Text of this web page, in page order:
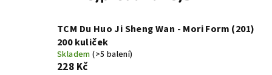
TCM Du Huo Ji Sheng Wan - Mori Form (201)
200 kuliček
Skladem(>5 balení)
228 Kč